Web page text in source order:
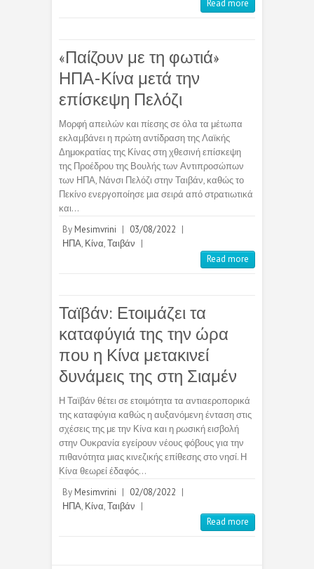
Read more
«Παίζουν με τη φωτιά»
ΗΠΑ-Κίνα μετά την
επίσκεψη Πελόζι
Μορφή απειλών και πίεσης σε όλα τα μέτωπα
εκλαμβάνει η πρώτη αντίδραση της Λαϊκής
Δημοκρατίας της Κίνας στη χθεσινή επίσκεψη
της Προέδρου της Βουλής των Αντιπροσώπων
των ΗΠΑ, Νάνσι Πελόζι στην Ταιβάν, καθώς το
Πεκίνο ενεργοποίησε μια σειρά από στρατιωτικά
και…
By Mesimvrini | 03/08/2022 |
ΗΠΑ, Κίνα,Ταιβάν |
Read more
Ταϊβάν: Ετοιμάζει τα
καταφύγιά της την ώρα
που η Κίνα μετακινεί
δυνάμεις της στη Σιαμέν
Η Ταϊβάν θέτει σε ετοιμότητα τα αντιαεροπορικά
της καταφύγια καθώς η αυξανόμενη ένταση στις
σχέσεις της με την Κίνα και η ρωσική εισβολή
στην Ουκρανία εγείρουν νέους φόβους για την
πιθανότητα μιας κινεζικής επίθεσης στο νησί. Η
Κίνα θεωρεί έδαφός…
By Mesimvrini | 02/08/2022 |
ΗΠΑ, Κίνα,Ταιβάν |
Read more